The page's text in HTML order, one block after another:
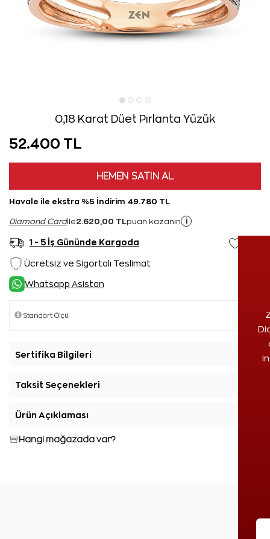
0,18 Karat Düet Pırlanta Yüzük
52.400 TL
HEMEN SATIN AL
Havale ile ekstra %5 İndirim 49.780 TL
Diamond Cardile2.620,00 TL puan kazanın i
1 - 5 İş Gününde Kargoda
Ücretsiz ve Sigortalı Teslimat
Whatsapp Asistan
Sertifika Bilgileri
Taksit Seçenekleri
Ürün Açıklaması
Hangi mağazada var?